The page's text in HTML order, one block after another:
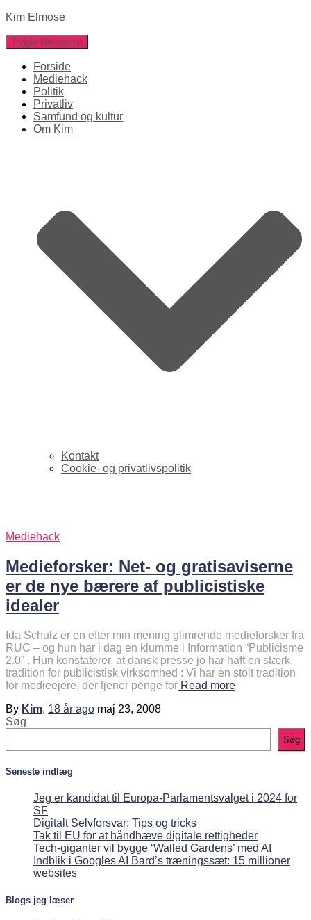
Kim Elmose
Toggle Navigation
Forside
Mediehack
Politik
Privatliv
Samfund og kultur
Om Kim
Kontakt
Cookie- og privatlivspolitik
Mediehack
Medieforsker: Net- og gratisaviserne
er de nye bærere af publicistiske
idealer
Ida Schulz er en efter min mening glimrende medieforsker fra
RUC – og hun har i dag en klumme i Information “Publicisme
2.0” . Hun konstaterer, at dansk presse jo har haft en stærk
tradition for publicistisk virksomhed : Vi har en stolt tradition
for medieejere, der tjener penge for Read more
By Kim, 18 år ago maj 23, 2008
Søg
Søg
Seneste indlæg
Jeg er kandidat til Europa-Parlamentsvalget i 2024 for
SF
Digitalt Selvforsvar: Tips og tricks
Tak til EU for at håndhæve digitale rettigheder
Tech-giganter vil bygge ‘Walled Gardens’ med AI
Indblik i Googles AI Bard’s træningssæt: 15 millioner
websites
Blogs jeg læser